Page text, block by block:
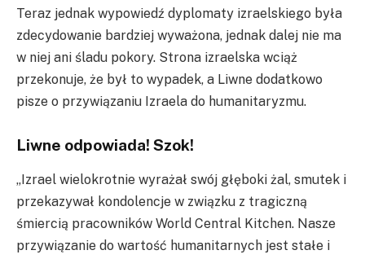
Teraz jednak wypowiedź dyplomaty izraelskiego była
zdecydowanie bardziej wyważona, jednak dalej nie ma
w niej ani śladu pokory. Strona izraelska wciąż
przekonuje, że był to wypadek, a Liwne dodatkowo
pisze o przywiązaniu Izraela do humanitaryzmu.
Liwne odpowiada! Szok!
„Izrael wielokrotnie wyrażał swój głęboki żal, smutek i
przekazywał kondolencje w związku z tragiczną
śmiercią pracowników World Central Kitchen. Nasze
przywiązanie do wartość humanitarnych jest stałe i